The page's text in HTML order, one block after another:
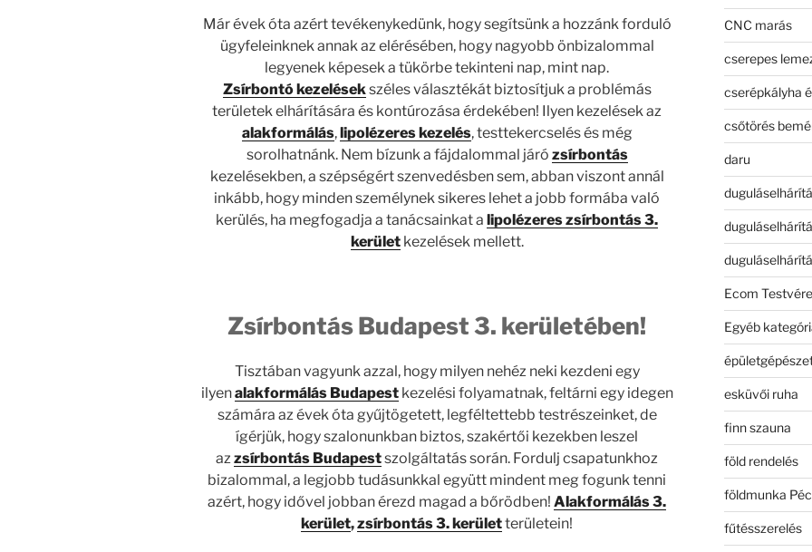
Már évek óta azért tevékenykedünk, hogy segítsünk a hozzánk forduló
ügyfeleinknek annak az elérésében, hogy nagyobb önbizalommal
legyenek képesek a tükörbe tekinteni nap, mint nap.
Zsírbontókezelésekszéles választékát biztosítjuk a problémás
területek elhárítására és kontúrozása érdekében! Ilyen kezelések az
alakformálás,lipolézeres kezelés, testtekercselés és még
sorolhatnánk. Nem bízunk a fájdalommal járó zsírbontás
kezelésekben, a szépségért szenvedésben sem, abban viszont annál
inkább, hogy minden személynek sikeres lehet a jobb formába való
kerülés, ha megfogadja a tanácsainkat alipolézeres zsírbontás 3.
kerületkezelések mellett.
Zsírbontás Budapest 3. kerületében!
Tisztában vagyunk azzal, hogy milyen nehéz neki kezdeni egy
ilyenalakformálás Budapestkezelési folyamatnak, feltárni egy idegen
számára az évek óta gyűjtögetett, legféltettebb testrészeinket, de
ígérjük, hogy szalonunkban biztos, szakértői kezekben leszel
azzsírbontás Budapestszolgáltatás során. Fordulj csapatunkhoz
bizalommal, a legjobb tudásunkkal együtt mindent meg fogunk tenni
azért, hogy idővel jobban érezd magad a bőrödben!Alakformálás 3.
kerület,zsírbontás 3. kerületterületein!
CNC marás
cserepes
cserépkályha
csőtörés
daru
Ecom
Egyéb
esküvői ruha
finn szauna
föld rendelés
földmunka
fűtésszerelés